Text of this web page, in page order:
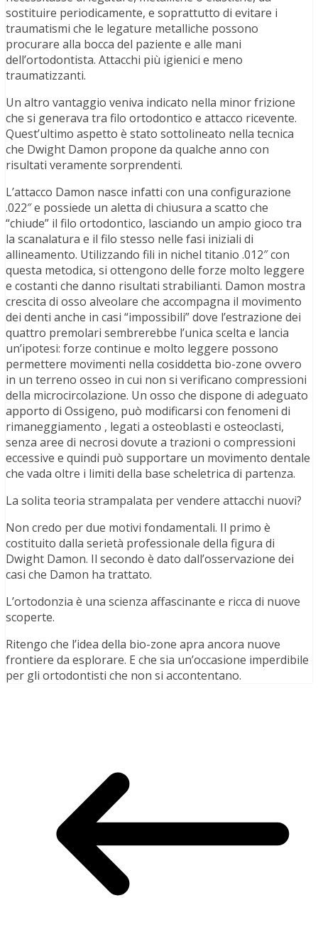
sostituire periodicamente, e soprattutto di evitare i
traumatismi che le legature metalliche possono
procurare alla bocca del paziente e alle mani
dell’ortodontista. Attacchi più igienici e meno
traumatizzanti.
Un altro vantaggio veniva indicato nella minor frizione
che si generava tra filo ortodontico e attacco ricevente.
Quest’ultimo aspetto è stato sottolineato nella tecnica
che Dwight Damon propone da qualche anno con
risultati veramente sorprendenti.
L’attacco Damon nasce infatti con una configurazione
.022″ e possiede un aletta di chiusura a scatto che
“chiude” il filo ortodontico, lasciando un ampio gioco tra
la scanalatura e il filo stesso nelle fasi iniziali di
allineamento. Utilizzando fili in nichel titanio .012″ con
questa metodica, si ottengono delle forze molto leggere
e costanti che danno risultati strabilianti. Damon mostra
crescita di osso alveolare che accompagna il movimento
dei denti anche in casi “impossibili” dove l’estrazione dei
quattro premolari sembrerebbe l’unica scelta e lancia
un’ipotesi: forze continue e molto leggere possono
permettere movimenti nella cosiddetta bio-zone ovvero
in un terreno osseo in cui non si verificano compressioni
della microcircolazione. Un osso che dispone di adeguato
apporto di Ossigeno, può modificarsi con fenomeni di
rimaneggiamento , legati a osteoblasti e osteoclasti,
senza aree di necrosi dovute a trazioni o compressioni
eccessive e quindi può supportare un movimento dentale
che vada oltre i limiti della base scheletrica di partenza.
La solita teoria strampalata per vendere attacchi nuovi?
Non credo per due motivi fondamentali. Il primo è
costituito dalla serietà professionale della figura di
Dwight Damon. Il secondo è dato dall’osservazione dei
casi che Damon ha trattato.
L’ortodonzia è una scienza affascinante e ricca di nuove
scoperte.
Ritengo che l’idea della bio-zone apra ancora nuove
frontiere da esplorare. E che sia un’occasione imperdibile
per gli ortodontisti che non si accontentano.